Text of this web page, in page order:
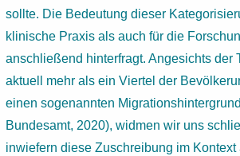
sollte. Die Bedeutung dieser
klinische Praxis als auch für die
anschließend hinterfragt. Angesichts der
aktuell mehr als ein Viertel der
einen sogenannten
Bundesamt, 2020), widmen wir uns
inwiefern diese Zuschreibung im Kontext